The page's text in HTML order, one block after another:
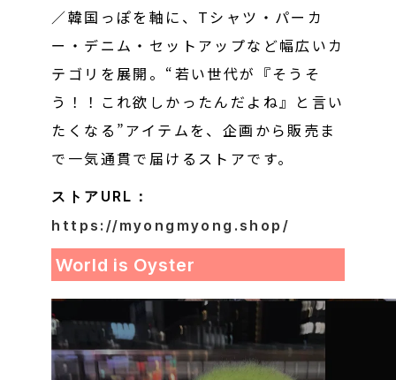
／韓国っぽを軸に、Tシャツ・パーカ
ー・デニム・セットアップなど幅広いカ
テゴリを展開。“若い世代が『そうそ
う！！これ欲しかったんだよね』と言い
たくなる”アイテムを、企画から販売ま
で一気通貫で届けるストアです。
ストアURL：
https://myongmyong.shop/
World is Oyster